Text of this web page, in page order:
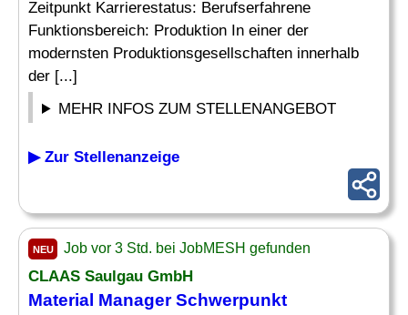
Zeitpunkt Karrierestatus: Berufserfahrene
Funktionsbereich: Produktion In einer der
modernsten Produktionsgesellschaften innerhalb
der [...]
MEHR INFOS ZUM STELLENANGEBOT
▶ Zur Stellenanzeige
NEU Job vor 3 Std. bei JobMESH gefunden
CLAAS Saulgau GmbH
Material ManagerSchwerpunkt